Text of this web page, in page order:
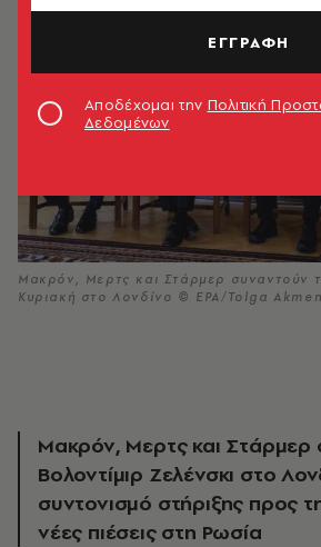
Μακρόν, Μερτς και Στάρμερ συναντούν
Κυριακή στο Λονδίνο © EPA/Tolga Akmen
Μακρόν, Μερτς και Στάρμερ
Βολοντίμιρ Ζελένσκι στο
συντονισμό στήριξης προς
νέες πιέσεις στη Ρωσία
ΕΓΓΡΑΦΗ
Αποδέχομαι την Πολιτική
Δεδομένων